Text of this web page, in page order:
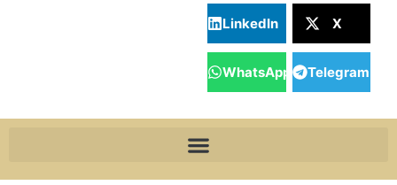
LinkedIn X
WhatsApp Telegram